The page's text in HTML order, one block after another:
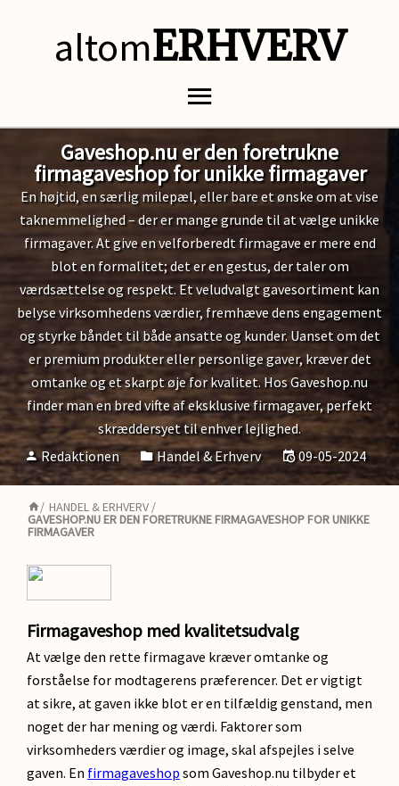
altomERHVERV
Gaveshop.nu er den foretrukne
firmagaveshop for unikke firmagaver
En højtid, en særlig milepæl, eller bare et ønske om at vise
taknemmelighed – der er mange grunde til at vælge unikke
firmagaver. At give en velforberedt firmagave er mere end
blot en formalitet; det er en gestus, der taler om
værdsættelse og respekt. Et veludvalgt gavesortiment kan
belyse virksomhedens værdier, fremhæve dens engagement
og styrke båndet til både ansatte og kunder. Uanset om det
er premium produkter eller personlige gaver, kræver det
omtanke og et skarpt øje for kvalitet. Hos Gaveshop.nu
finder man en bred vifte af eksklusive firmagaver, perfekt
skræddersyet til enhver lejlighed.
Redaktionen
Handel & Erhverv 09-05-2024
/ HANDEL & ERHVERV /
GAVESHOP.NU ER DEN FORETRUKNE FIRMAGAVESHOP FOR UNIKKE
FIRMAGAVER
Firmagaveshop med kvalitetsudvalg
At vælge den rette firmagave kræver omtanke og
forståelse for modtagerens præferencer. Det er vigtigt
at sikre, at gaven ikke blot er en tilfældig genstand, men
noget der har mening og værdi. Faktorer som
virksomheders værdier og image, skal afspejles i selve
gaven. En firmagaveshop som Gaveshop.nu tilbyder et